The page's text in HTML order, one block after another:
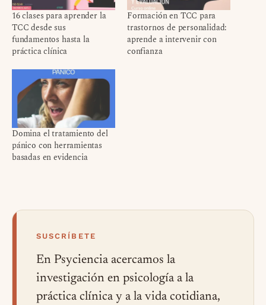
16 clases para aprender la
TCC desde sus
fundamentos hasta la
práctica clínica
Formación en TCC para
trastornos de personalidad:
aprende a intervenir con
confianza
Domina el tratamiento del
pánico con herramientas
basadas en evidencia
SUSCRÍBETE
En Psyciencia acercamos la
investigación en psicología a la
práctica clínica y a la vida cotidiana,